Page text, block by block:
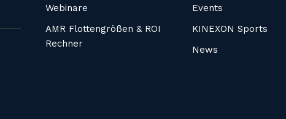
Webinare
AMR Flottengrößen & ROI
Rechner
Events
KINEXON Sports
News